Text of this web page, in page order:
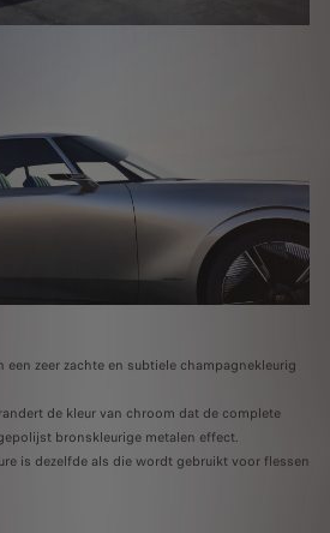
een zeer zachte en subtiele champagnekleurig
de kleur van chroom dat de complete
bronskleurige metalen effect.
is dezelfde als die wordt gebruikt voor flessen